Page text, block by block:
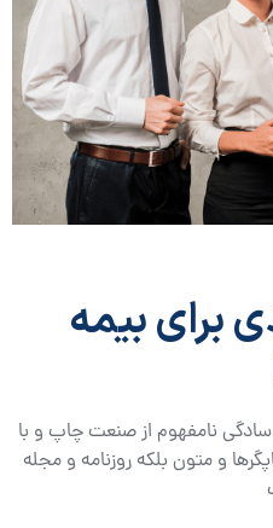
برای بیمه
نامفهوم از صنعت چاپ و با
و متون بلکه روزنامه و مجله